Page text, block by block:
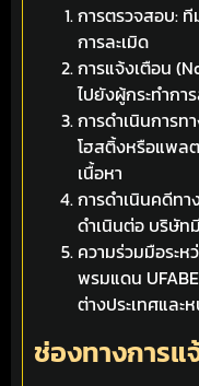
การตรวจสอบ:
การละเมิด
การแจ้งเตือน
ไปยังผู้กระทำกา
การดำเนินการท
โฮสติ้งหรือแพล
เนื้อหา
การดำเนินคดีท
ดำเนินต่อ บริษั
ความร่วมมือระห
พรมแดน
ต่างประเทศและ
ช่องทางการแ